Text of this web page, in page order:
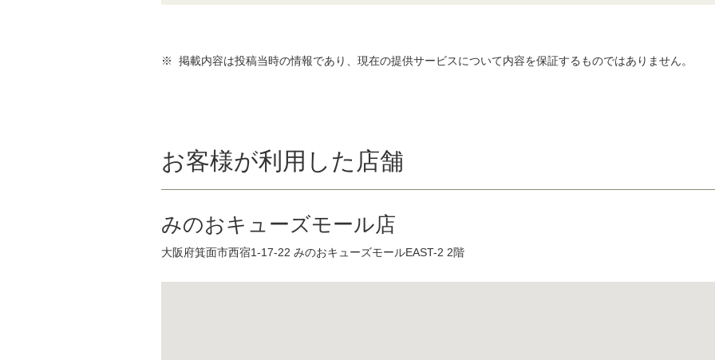
※ 掲載内容は投稿当時の情報であり、現在の提供サービスについて内容を保証するものではありません。
お客様が利用した店舗
みのおキューズモール店
大阪府箕面市西宿1-17-22 みのおキューズモールEAST-2 2階